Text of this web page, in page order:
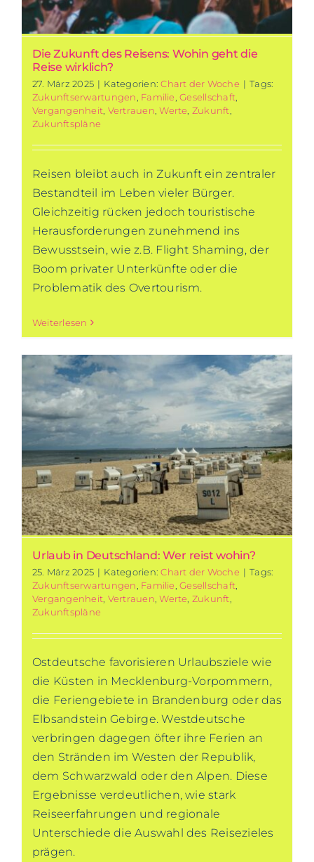
Die Zukunft des Reisens: Wohin geht die
Reise wirklich?
27. März 2025 | Kategorien:Chart der Woche | Tags:
Zukunftserwartungen, Familie,Gesellschaft,
Vergangenheit, Vertrauen,Werte, Zukunft,
Zukunftspläne
Reisen bleibt auch in Zukunft ein zentraler
Bestandteil im Leben vieler Bürger.
Gleichzeitig rücken jedoch touristische
Herausforderungen zunehmend ins
Bewusstsein, wie z.B. Flight Shaming, der
Boom privater Unterkünfte oder die
Problematik des Overtourism.
Weiterlesen
Urlaub in Deutschland: Wer reist wohin?
25. März 2025 | Kategorien:Chart der Woche | Tags:
Zukunftserwartungen, Familie,Gesellschaft,
Vergangenheit, Vertrauen,Werte, Zukunft,
Zukunftspläne
Ostdeutsche favorisieren Urlaubsziele wie
die Küsten in Mecklenburg-Vorpommern,
die Feriengebiete in Brandenburg oder das
Elbsandstein Gebirge. Westdeutsche
verbringen dagegen öfter ihre Ferien an
den Stränden im Westen der Republik,
dem Schwarzwald oder den Alpen. Diese
Ergebnisse verdeutlichen, wie stark
Reiseerfahrungen und regionale
Unterschiede die Auswahl des Reisezieles
prägen.